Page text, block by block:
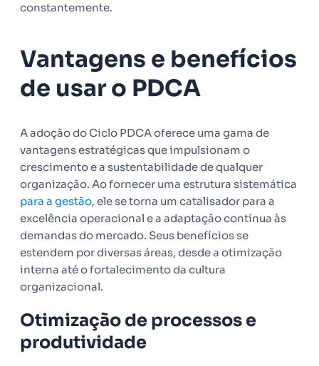
constantemente.
Vantagens e benefícios
de usar o PDCA
A adoção do Ciclo PDCA oferece uma gama de
vantagens estratégicas que impulsionam o
crescimento e a sustentabilidade de qualquer
organização. Ao fornecer uma estrutura sistemática
para a gestão, ele se torna um catalisador para a
excelência operacional e a adaptação contínua às
demandas do mercado. Seus benefícios se
estendem por diversas áreas, desde a otimização
interna até o fortalecimento da cultura
organizacional.
Otimização de processos e
produtividade